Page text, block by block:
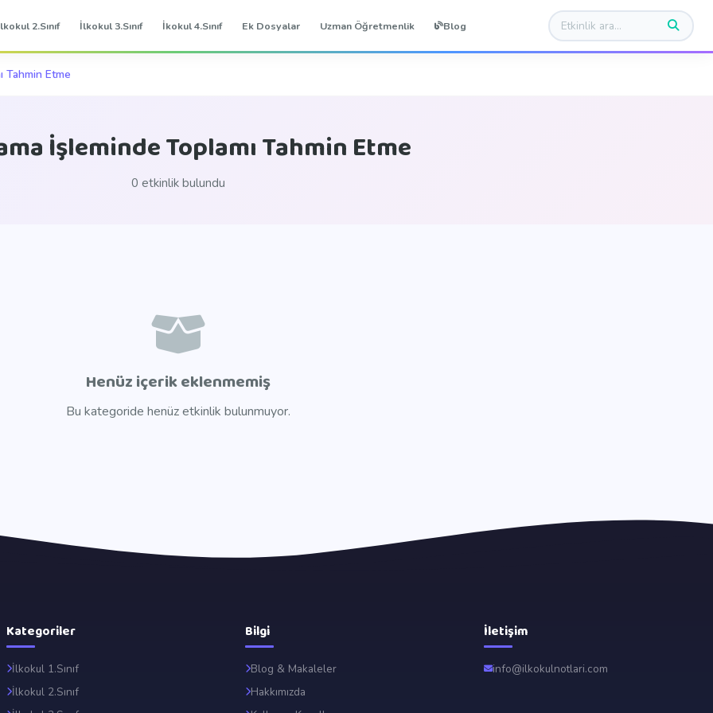
2.Sınıf İlkokul 3.Sınıf İkokul 4.Sınıf Ek Dosyalar Uzman Öğretmenlik Blog
Tahmin Etme
İşleminde Toplamı Tahmin Etme
0 etkinlik bulundu
Henüz içerik eklenmemiş
Bu kategoride henüz etkinlik bulunmuyor.
Kategoriler
İlkokul 1.Sınıf
İlkokul 2.Sınıf
Bilgi
Blog & Makaleler
Hakkımızda
İletişim
info@ilkokulnotlari.com